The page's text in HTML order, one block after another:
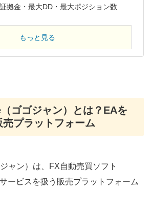
拠金・最大DD・最大ポジション数
ュー・コメントを確認する
あなたに合う運用タイプを判定
のEAの買い方【3ステップ】
録する
もっと見る
ゴゴジャン）とは？EAを
プラットフォーム
ャン）は、FX自動売買ソフト
ービスを扱う販売プラットフォーム